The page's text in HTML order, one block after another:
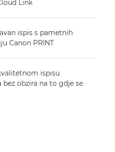
Link
ispis s pametnih
Canon PRINT
ispisu
obzira na to gdje se